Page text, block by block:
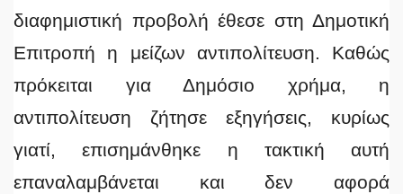
διαφημιστική προβολή έθεσε στη Δημοτική
Επιτροπή η μείζων αντιπολίτευση. Καθώς
πρόκειται για Δημόσιο χρήμα, η
αντιπολίτευση ζήτησε εξηγήσεις, κυρίως
γιατί, επισημάνθηκε η τακτική αυτή
επαναλαμβάνεται και δεν αφορά